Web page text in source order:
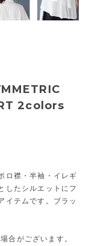
2colors
ロ襟・半袖・イレギ
したシルエットにフ
イテムです。ブラッ
合がございます。